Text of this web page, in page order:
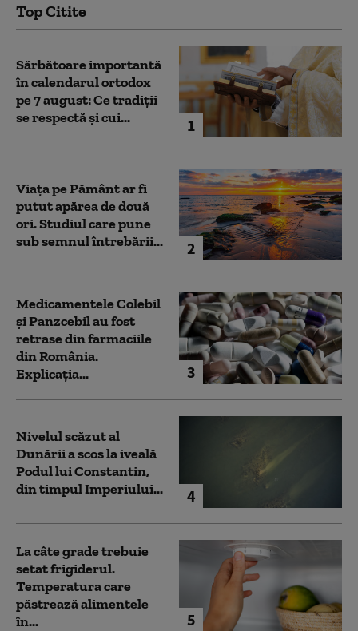
Top Citite
1
Sărbătoare importantă
în calendarul ortodox
pe 7 august: Ce tradiții
se respectă și cui...
2
Viața pe Pământ ar fi
putut apărea de două
ori. Studiul care pune
sub semnul întrebării...
3
Medicamentele Colebil
și Panzcebil au fost
retrase din farmaciile
din România.
Explicația...
4
Nivelul scăzut al
Dunării a scos la iveală
Podul lui Constantin,
din timpul Imperiului...
5
La câte grade trebuie
setat frigiderul.
Temperatura care
păstrează alimentele
în...